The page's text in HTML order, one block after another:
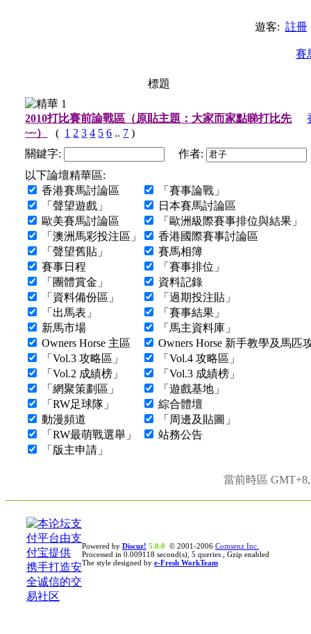
遊客: 註冊
賽
標題
2010打比賽前論戰區（原貼主題：大家而家點睇打比先
~~）
( 1 2 3 4 5 6 .. 7 )
關鍵字: 作者:
以下論壇精華區:
香港賽馬討論區
「賽事論戰」
「聲望遊戲」
日本賽馬討論區
歐美賽馬討論區
「歐洲級際賽事排位與結果」
「澳洲馬彩投注區」
香港國際賽事討論區
「聲望舊貼」
賽馬相簿
賽事日程
「賽事排位」
「團體賞金」
資料記錄
「資料備份區」
「過期投注貼」
「出馬表」
「賽事結果」
新馬市場
「馬主資料庫」
Owners Horse 主區
Owners Horse 新手教學及馬匹
「Vol.3 攻略區」
「Vol.4 攻略區」
「Vol.2 成績榜」
「Vol.3 成績榜」
「網聚策劃區」
「遊戲基地」
「RW足球隊」
綜合體壇
動漫頻道
「周邊及貼圖」
「RW最萌戰選舉」
站務公告
「版主申請」
當前時區
Powered by Discuz! 5.0.0 © 2001-2006 Comsenz Inc.
Processed in 0.009118 second(s), 5 queries , Gzip enabled
The style designed by e-Fresh WorkTeam